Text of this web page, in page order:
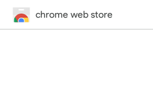
chrome web store